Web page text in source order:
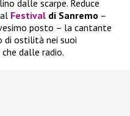
dalle scarpe. Reduce
Festival di Sanremo –
posto – la cantante
ostilità nei suoi
dalle radio.